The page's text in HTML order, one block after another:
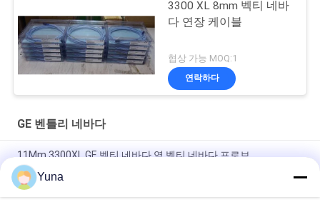
3300 XL 8mm 벡티 네바
다 연장 케이블
협상 가능 MOQ:1
연락하다
GE 벤틀리 네바다
11Mm 3300XL GE 벡티 네바다 역 벡티 네바다 프로브
50mm 3300XL 벡티 네바다 근접 탐사 330709-000-050-10-02-
00
Yuna